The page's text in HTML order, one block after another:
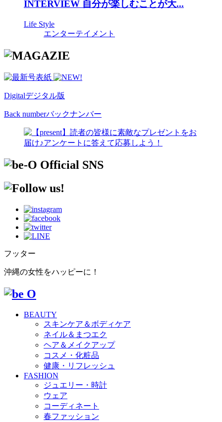
INTERVIEW 自分が楽しむことが大...
Life Style
エンターテイメント
Digitalデジタル版
Back numberバックナンバー
フッター
沖縄の女性をハッピーに！
BEAUTY
スキンケア＆ボディケア
ネイル＆まつエク
ヘア＆メイクアップ
コスメ・化粧品
健康・リフレッシュ
FASHION
ジュエリー・時計
ウェア
コーディネート
春ファッション